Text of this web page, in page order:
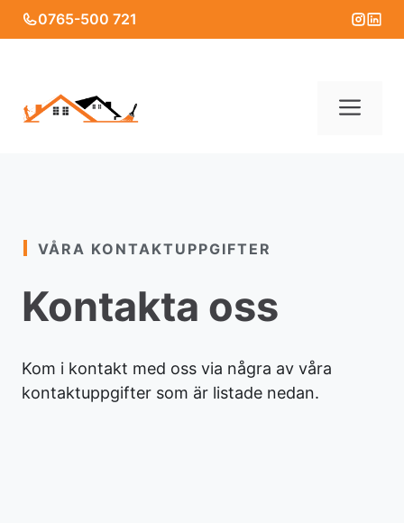
Skip
to
0765-500 721
VÅRA KONTAKTUPPGIFTER
Kontakta oss
Kom i kontakt med oss via några av våra
kontaktuppgifter som är listade nedan.